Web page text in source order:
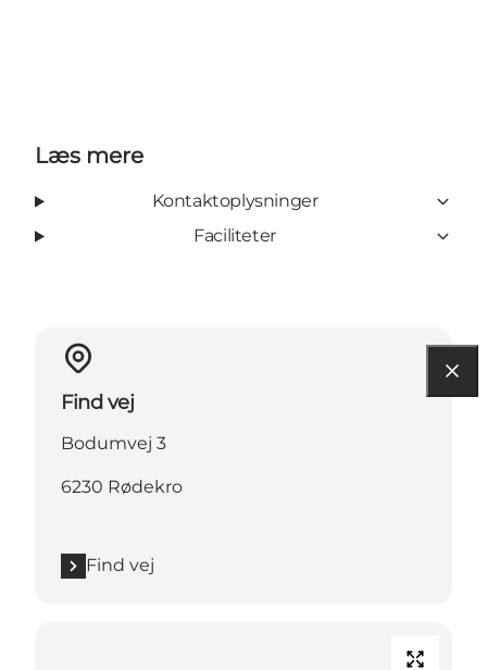
Læs mere
Kontaktoplysninger
Faciliteter
Find vej
Bodumvej 3
6230 Rødekro
Find vej